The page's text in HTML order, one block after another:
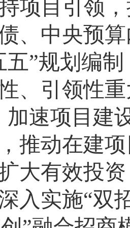
项目引领
、中央预
五”规划编
、引领性
加速项目建
推动在建
大有效投
入实施“双